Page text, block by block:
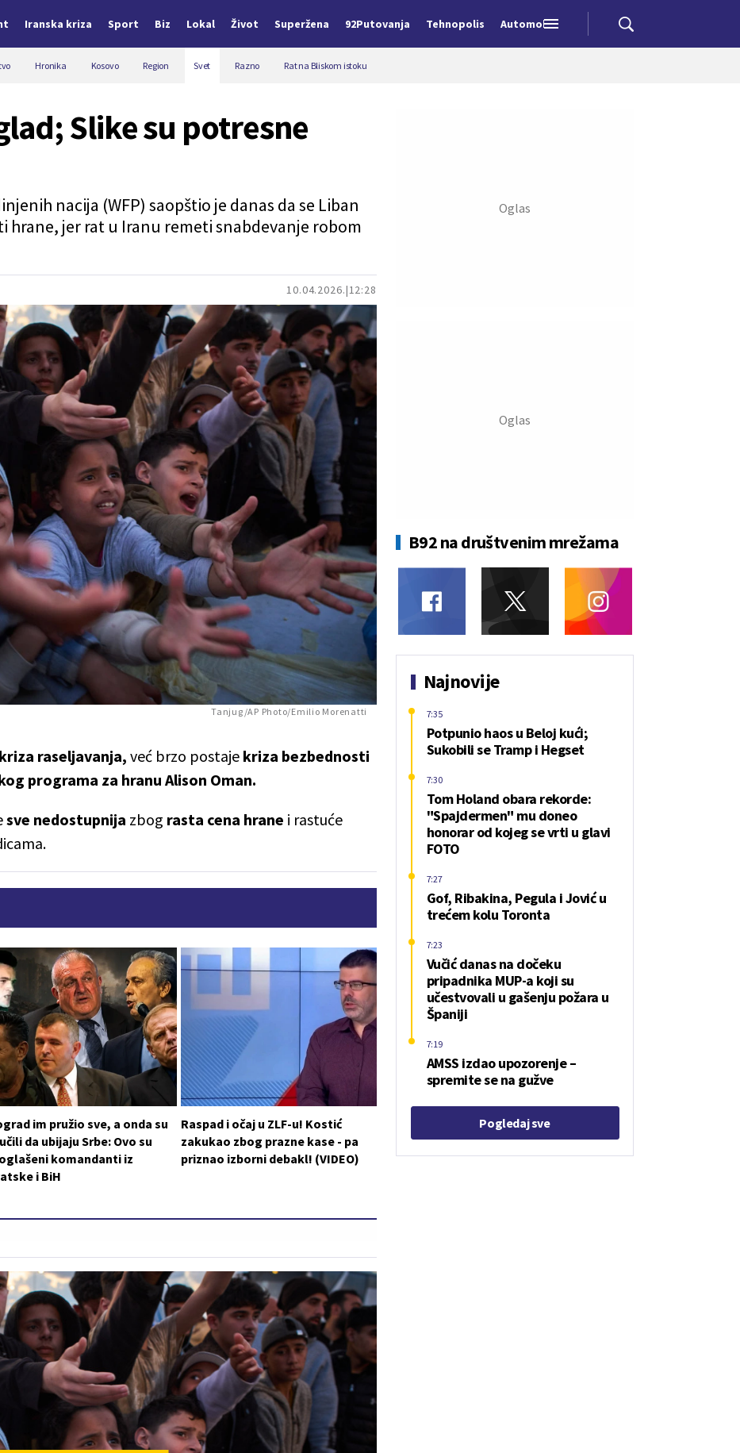
Iranska kriza Sport Biz Lokal Život Superžena 92Putovanja Tehnopolis Automobili
Hronika Kosovo Region Svet Razno Rat na Bliskom istoku
10.04.2026. 12:28
Slike su potresne
nacija (WFP) saopštio je danas da se Liban
hrane, jer rat u Iranu remeti snabdevanje robom
Tanjug/AP Photo/Emilio Morenatti
kriza raseljavanja, već brzo postaje kriza bezbednosti
programa za hranu Alison Oman.
sve nedostupnija zbog rasta cena hrane i rastuće
im pružio sve, a onda su
da ubijaju Srbe: Ovo su
komandanti iz
i BiH
Raspad i očaj u ZLF-u! Kostić
zakukao zbog prazne kase - pa
priznao izborni debakl! (VIDEO)
B92 na društvenim mrežama
Najnovije
Potpunio haos u Beloj kući;
Sukobili se Tramp i Hegset
7:35
Tom Holand obara rekorde:
"Spajdermen" mu doneo
honorar od kojeg se vrti u glavi
FOTO
7:30
Gof, Ribakina, Pegula i Jović u
trećem kolu Toronta
7:27
Vučić danas na dočeku
pripadnika MUP-a koji su
učestvovali u gašenju požara u
Španiji
7:23
AMSS izdao upozorenje –
spremite se na gužve
7:19
Pogledaj sve